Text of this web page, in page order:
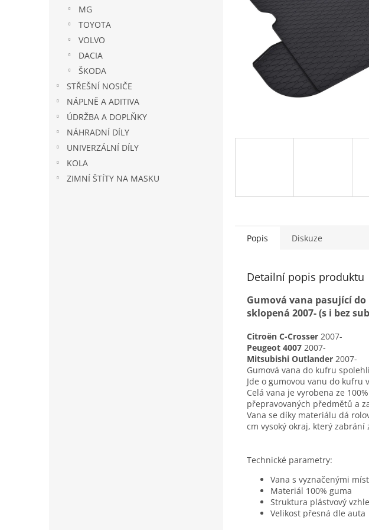
MG
TOYOTA
VOLVO
DACIA
ŠKODA
STŘEŠNÍ NOSIČE
NÁPLNĚ A ADITIVA
ÚDRŽBA A DOPLŇKY
NÁHRADNÍ DÍLY
UNIVERZÁLNÍ DÍLY
KOLA
ZIMNÍ ŠTÍTY NA MASKU
Popis Diskuze
Detailní popis produktu
Gumová vana pasující do
sklopená 2007- (s i bez
Citroën C-Crosser 2007-
Peugeot 4007 2007-
Mitsubishi Outlander 2007-
Gumová vana do kufru
Jde o gumovou vanu do kufru
Celá vana je vyrobena ze
přepravovaných předmětů a
Vana se díky materiálu dá
cm vysoký okraj, který
Technické parametry:
Vana s vyznačenými
Materiál 100% guma
Struktura plástvový
Velikost přesná dle auta